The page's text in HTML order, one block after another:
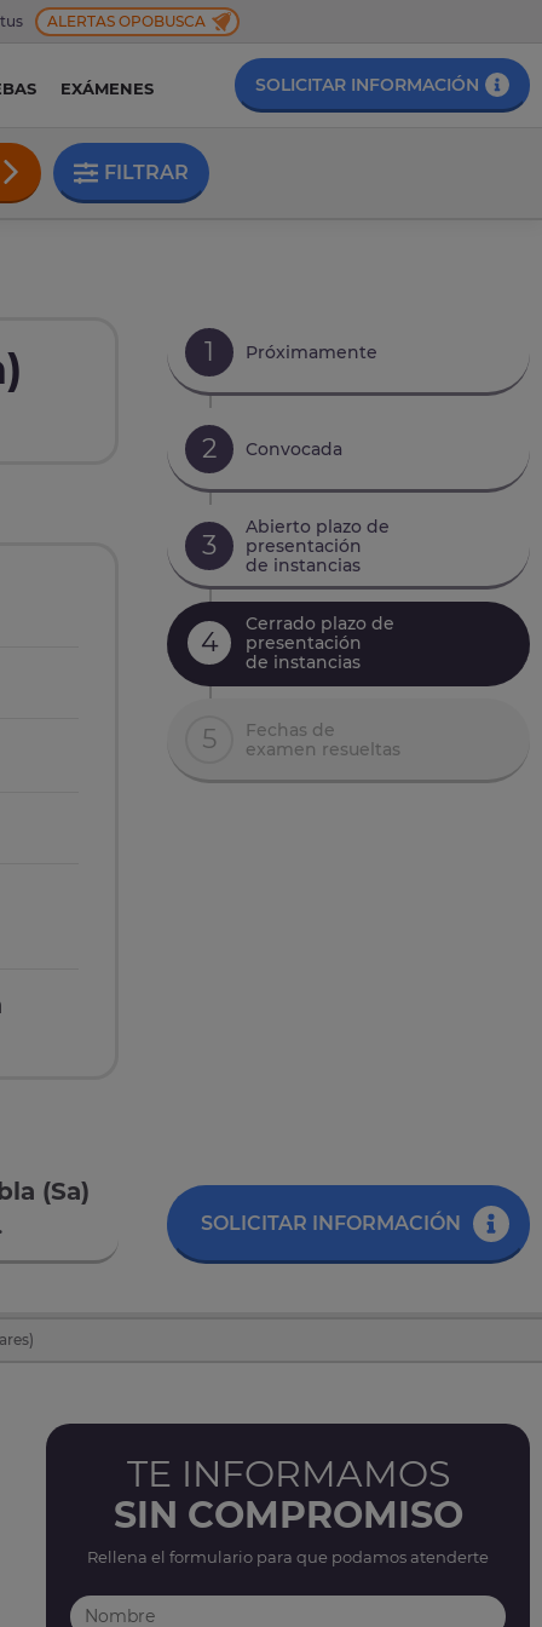
ALERTAS OPOBUSCA
EXÁMENES SOLICITAR INFORMACIÓN
FILTRAR
(Sa)
1 Próximamente
2 Convocada
3
Abierto plazo de
presentación
de instancias
4
Cerrado plazo de
presentación
de instancias
5
Fechas de
examen resueltas
SOLICITAR INFORMACIÓN
TE INFORMAMOS
SIN COMPROMISO
Rellena el formulario para que podamos atenderte